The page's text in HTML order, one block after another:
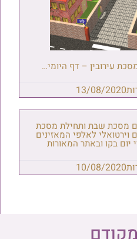
עירובין – דף היומי…
13/08/2020
מסכת שבת ותחילת מסכת
וירטואלי לאלפי המאזינים
יום בקו ובאתר המאורות
10/08/2020